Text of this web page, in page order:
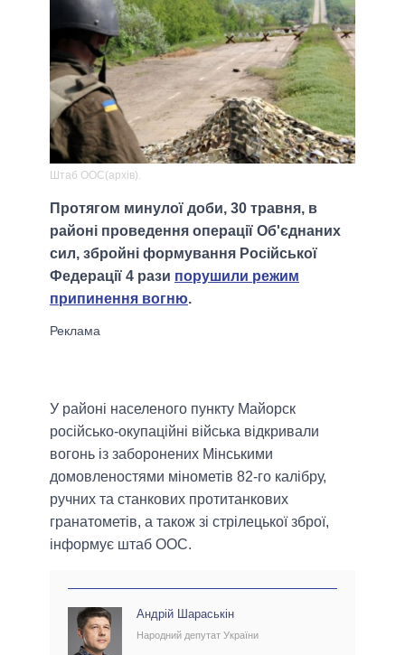
Штаб ООС(архів).
Протягом минулої доби, 30 травня, в
районі проведення операції Об'єднаних
сил, збройні формування Російської
Федерації 4 рази порушили режим
припинення вогню.
У районі населеного пункту Майорск
російсько-окупаційні війська відкривали
вогонь із заборонених Мінськими
домовленостями мінометів 82-го калібру,
ручних та станкових протитанкових
гранатометів, а також зі стрілецької зброї,
інформує штаб ООС.
Андрій Шараськін
Народний депутат України